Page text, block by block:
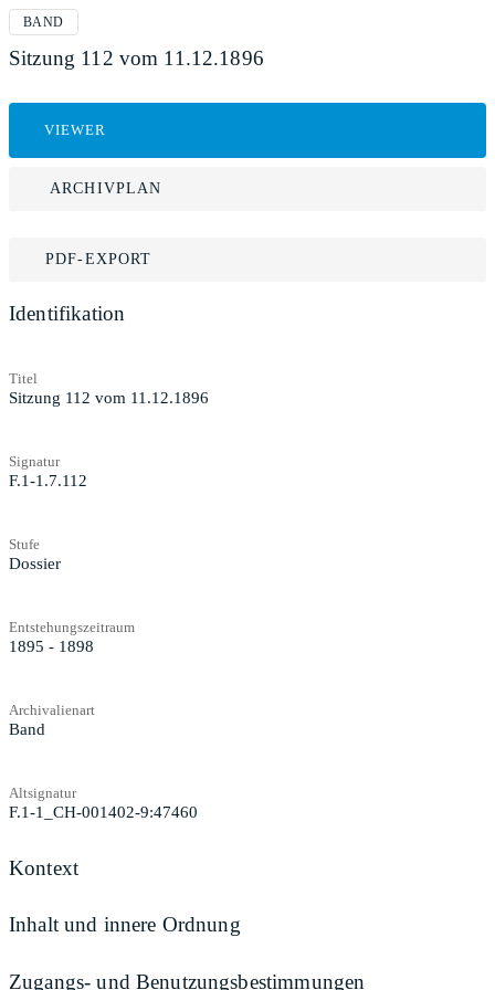
BAND
Sitzung 112 vom 11.12.1896
VIEWER
ARCHIVPLAN
PDF-EXPORT
Identifikation
Titel
Sitzung 112 vom 11.12.1896
Signatur
F.1-1.7.112
Stufe
Dossier
Entstehungszeitraum
1895 - 1898
Archivalienart
Band
Altsignatur
F.1-1_CH-001402-9:47460
Kontext
Inhalt und innere Ordnung
Zugangs- und Benutzungsbestimmungen